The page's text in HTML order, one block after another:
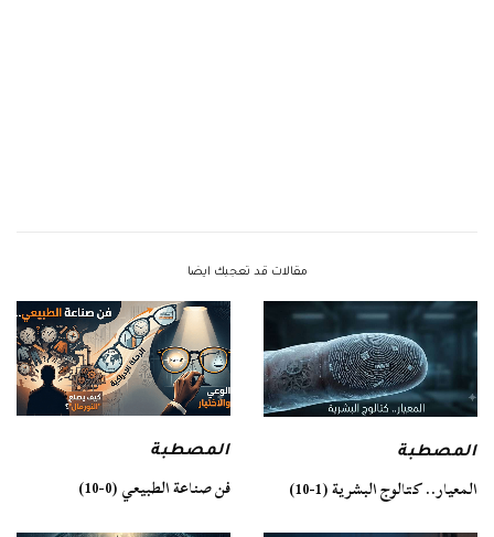
مقالات قد تعجبك ايضا
المصطبة
المعيار.. كتالوج البشرية (1-10)
المصطبة
فن صناعة الطبيعي (0-10)